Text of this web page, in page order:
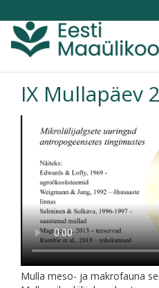
IX Mullapäev
Mulla meso- ja makrofauna